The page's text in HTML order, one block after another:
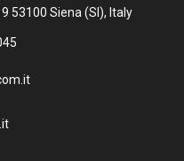
53100 Siena (SI), Italy